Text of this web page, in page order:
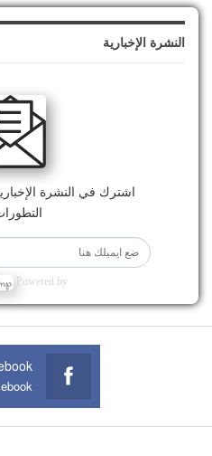
النشرة الإخبارية
اشترك في النشرة
Powered by